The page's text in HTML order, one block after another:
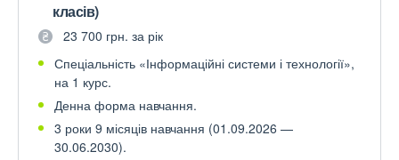
класів)
23 700 грн. за рік
Спеціальність «Інформаційні системи і технології»,
на 1 курс.
Денна форма навчання.
3 роки 9 місяців навчання (01.09.2026 —
30.06.2030).